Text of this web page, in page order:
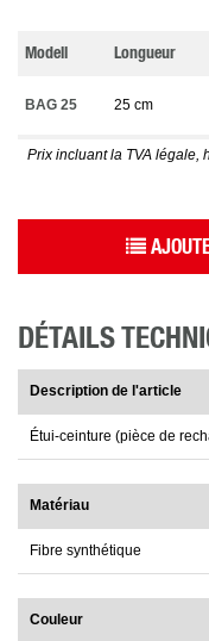
Modell Longueur
BAG 25 25 cm
Prix incluant la TVA légale,
DÉTAILS
Description de l'article
Étui-ceinture (pièce de
Matériau
Fibre synthétique
Couleur